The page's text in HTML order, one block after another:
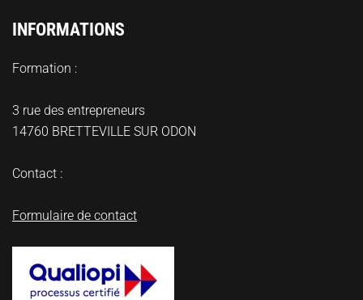
INFORMATIONS
Formation :
3 rue des entrepreneurs
14760 BRETTEVILLE SUR ODON
Contact :
Formulaire de contact